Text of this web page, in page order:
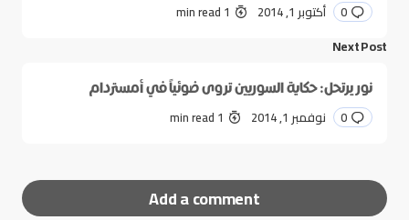
0 أكتوبر 1, 2014 1 min read
Next Post
نور يرتحل: حكاية السوريين تروى ضوئياً في أمستردام
0 نوفمبر 1, 2014 1 min read
Add a comment